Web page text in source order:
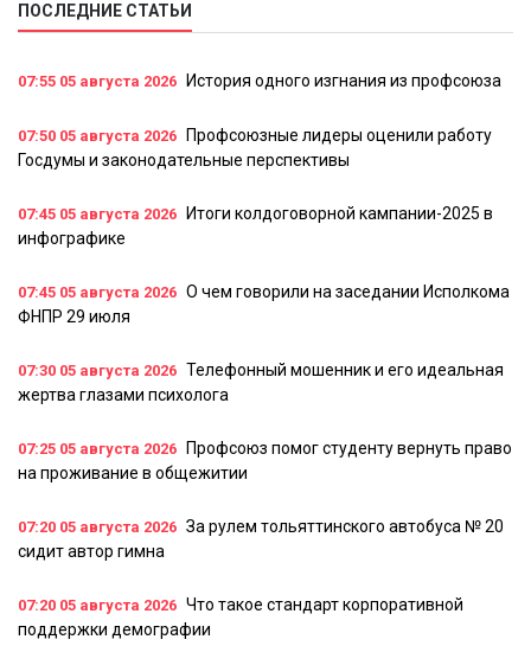
ПОСЛЕДНИЕ СТАТЬИ
07:55 05 августа 2026 История одного изгнания из профсоюза
07:50 05 августа 2026
Профсоюзные лидеры оценили работу
Госдумы и законодательные перспективы
07:45 05 августа 2026
Итоги колдоговорной кампании-2025 в
инфографике
07:45 05 августа 2026 О чем говорили на заседании Исполкома
ФНПР 29 июля
07:30 05 августа 2026 Телефонный мошенник и его идеальная
жертва глазами психолога
07:25 05 августа 2026
Профсоюз помог студенту вернуть право
на проживание в общежитии
07:20 05 августа 2026 За рулем тольяттинского автобуса № 20
сидит автор гимна
07:20 05 августа 2026 Что такое стандарт корпоративной
поддержки демографии